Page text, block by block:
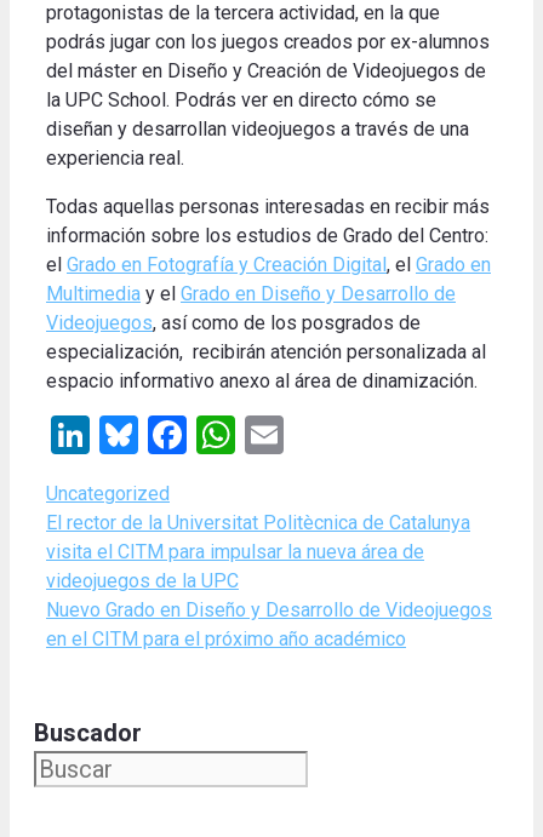
protagonistas de la tercera actividad, en la que
podrás jugar con los juegos creados por ex-alumnos
del máster en Diseño y Creación de Videojuegos de
la UPC School. Podrás ver en directo cómo se
diseñan y desarrollan videojuegos a través de una
experiencia real.
Todas aquellas personas interesadas en recibir más
información sobre los estudios de Grado del Centro:
el Grado en Fotografía y Creación Digital , el Grado en
Multimedia y el Grado en Diseño y Desarrollo de
Videojuegos, así como de los posgrados de
especialización, recibirán atención personalizada al
espacio informativo anexo al área de dinamización.
LinkedIn
Bluesky
Facebook
WhatsApp
Categories
Uncategorized
El rector de la Universitat Politècnica de Catalunya
visita el CITM para impulsar la nueva área de
videojuegos de la UPC
Nuevo Grado en Diseño y Desarrollo de Videojuegos
en el CITM para el próximo año académico
Buscador